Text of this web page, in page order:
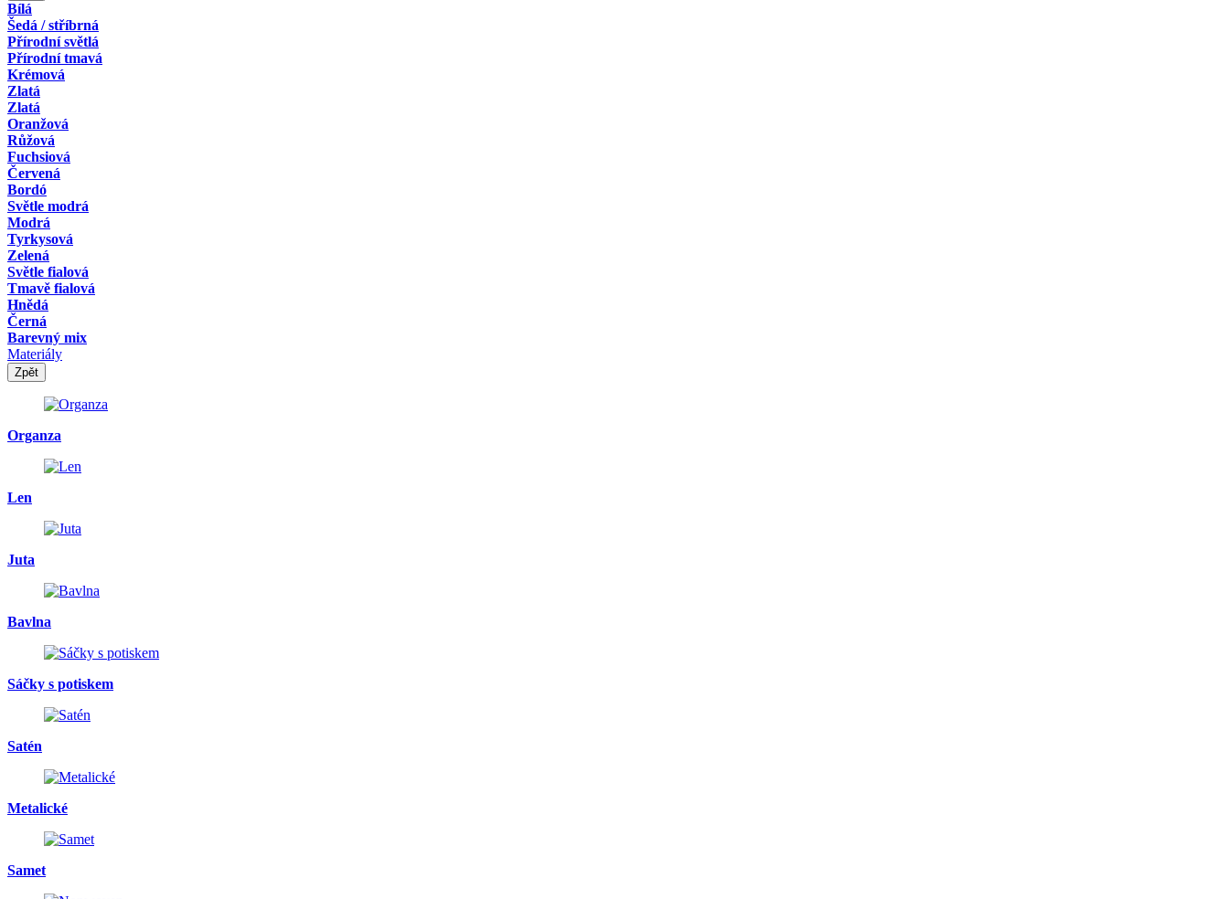
Bílá
Šedá / stříbrná
Přírodní světlá
Přírodní tmavá
Krémová
Zlatá
Zlatá
Oranžová
Růžová
Fuchsiová
Červená
Bordó
Světle modrá
Modrá
Tyrkysová
Zelená
Světle fialová
Tmavě fialová
Hnědá
Černá
Barevný mix
Materiály
Zpět
Organza
Len
Juta
Bavlna
Sáčky s potiskem
Satén
Metalické
Samet